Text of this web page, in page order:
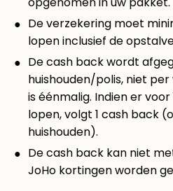
De verzekering moet
lopen inclusief de
De cash back wordt
huishouden/polis, niet
is éénmalig. Indien er voor
lopen, volgt 1 cash back
huishouden).
De cash back kan niet
JoHo kortingen worden